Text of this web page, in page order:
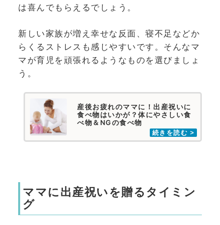
は喜んでもらえるでしょう。
新しい家族が増え幸せな反面、寝不足などか
らくるストレスも感じやすいです。そんなマ
マが育児を頑張れるようなものを選びましょ
う。
産後お疲れのママに！出産祝いに
食べ物はいかが？体にやさしい食
べ物＆NGの食べ物
ママに出産祝いを贈るタイミン
グ